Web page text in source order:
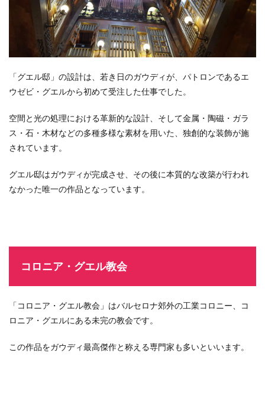
「グエル邸」の設計は、若き日のガウディが、パトロンであるエ
ウゼビ・グエルから初めて受注した仕事でした。
空間と光の処理における革新的な設計、そして金属・陶磁・ガラ
ス・石・木材などの多種多様な素材を用いた、独創的な装飾が施
されています。
グエル邸はガウディが完成させ、その後に本質的な改築が行われ
なかった唯一の作品となっています。
コロニア・グエル教会
「コロニア・グエル教会」はバルセロナ郊外の工業コロニー、コ
ロニア・グエルにある未完の教会です。
この作品をガウディ最高傑作と称える専門家も多いといいます。